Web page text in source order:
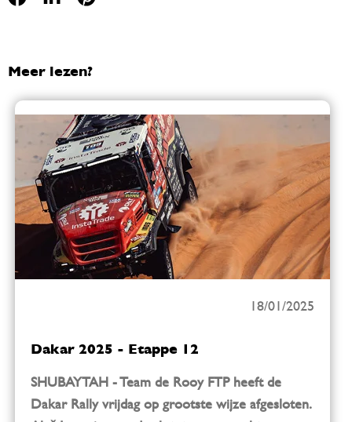
Meer lezen?
18/01/2025
Dakar 2025 - Etappe 12
SHUBAYTAH - Team de Rooy FTP heeft de
Dakar Rally vrijdag op grootste wijze afgesloten.